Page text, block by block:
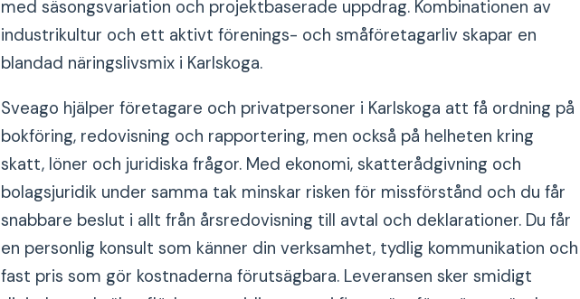
med säsongsvariation och projektbaserade uppdrag. Kombinationen av
industrikultur och ett aktivt förenings- och småföretagarliv skapar en
blandad näringslivsmix i Karlskoga.
Sveago hjälper företagare och privatpersoner i Karlskoga att få ordning på
bokföring, redovisning och rapportering, men också på helheten kring
skatt, löner och juridiska frågor. Med ekonomi, skatterådgivning och
bolagsjuridik under samma tak minskar risken för missförstånd och du får
snabbare beslut i allt från årsredovisning till avtal och deklarationer. Du får
en personlig konsult som känner din verksamhet, tydlig kommunikation och
fast pris som gör kostnaderna förutsägbara. Leveransen sker smidigt